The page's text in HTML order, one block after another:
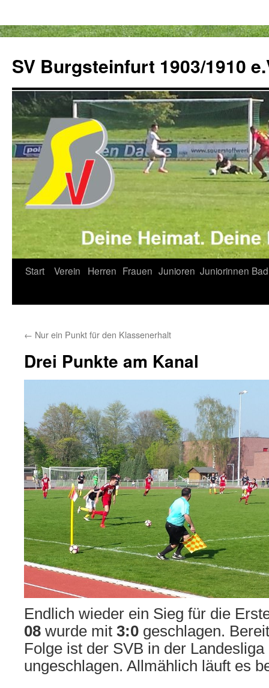
springen
SV Burgsteinfurt 1903/1910
Start Verein Herren Frauen Junioren Juniorinnen
← Nur ein Punkt für den Klassenerhalt
Drei Punkte am Kanal
Endlich wieder ein Sieg für die
08 wurde mit 3:0 geschlagen.
Folge ist der SVB in der Landesliga
ungeschlagen. Allmählich läuft es